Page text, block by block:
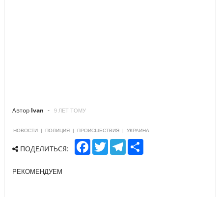
Автор Ivan 9 ЛЕТ ТОМУ
НОВОСТИ | ПОЛИЦИЯ | ПРОИСШЕСТВИЯ | УКРАИНА
ПОДЕЛИТЬСЯ:
F
T
T
e
S
РЕКОМЕНДУЕМ